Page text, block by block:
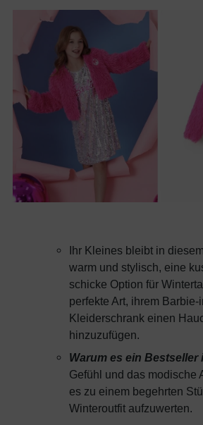
Ihr Kleines bleibt in
warm und stylisch, eine
schicke Option für
perfekte Art, ihrem Barbie-
Kleiderschrank einen
hinzuzufügen.
Warum es ein Bestseller
Gefühl und das modische
es zu einem begehrten
Winteroutfit aufzuwerten.